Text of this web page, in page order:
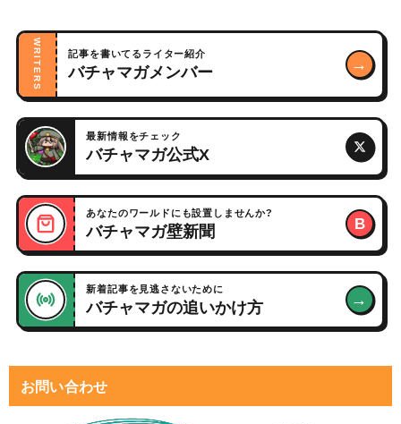
WRITERS 記事を書いてるライター紹介
バチャマガメンバー →
最新情報をチェック
バチャマガ公式X
あなたのワールドにも設置しませんか?
バチャマガ壁新聞 B
新着記事を見逃さないために
バチャマガの追いかけ方 →
お問い合わせ